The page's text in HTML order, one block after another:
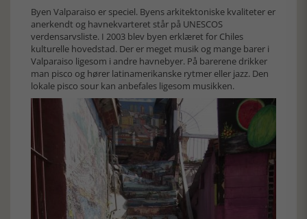
Byen Valparaiso er speciel. Byens arkitektoniske kvaliteter er
anerkendt og havnekvarteret står på UNESCOS
verdensarvsliste. I 2003 blev byen erklæret for Chiles
kulturelle hovedstad. Der er meget musik og mange barer i
Valparaiso ligesom i andre havnebyer. På barerene drikker
man pisco og hører latinamerikanske rytmer eller jazz. Den
lokale pisco sour kan anbefales ligesom musikken.